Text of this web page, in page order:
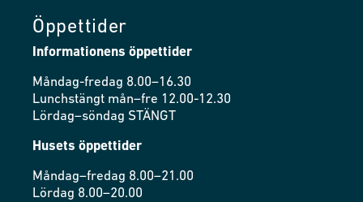
Öppettider
Informationens öppettider
Måndag-fredag 8.00–16.30
Lunchstängt mån–fre 12.00-12.30
Lördag–söndag STÄNGT
Husets öppettider
Måndag–fredag 8.00–21.00
Lördag 8.00–20.00